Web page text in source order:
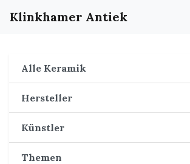
Klinkhamer Antiek
Alle Keramik
Hersteller
Künstler
Themen